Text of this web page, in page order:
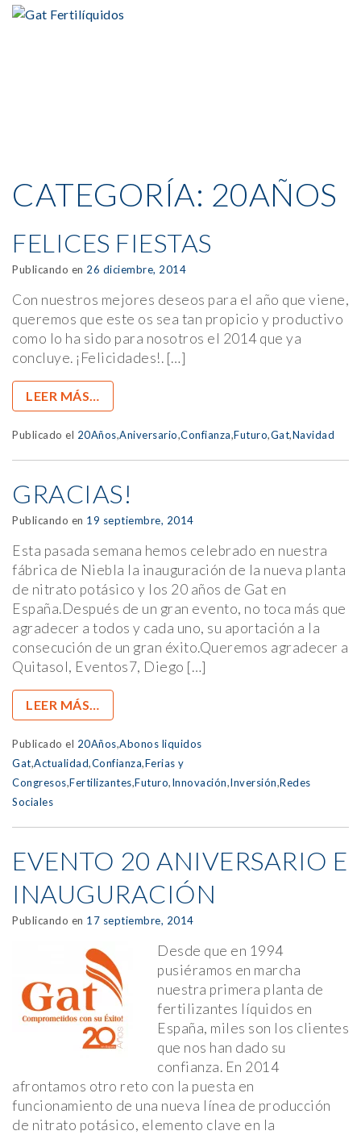
CATEGORÍA: 20AÑOS
FELICES FIESTAS
Publicando en 26 diciembre, 2014
Con nuestros mejores deseos para el año que viene,
queremos que este os sea tan propicio y productivo
como lo ha sido para nosotros el 2014 que ya
concluye. ¡Felicidades!. […]
LEER MÁS…
Publicado el 20Años,Aniversario,Confianza,Futuro,Gat,Navidad
GRACIAS!
Publicando en 19 septiembre, 2014
Esta pasada semana hemos celebrado en nuestra
fábrica de Niebla la inauguración de la nueva planta
de nitrato potásico y los 20 años de Gat en
España.Después de un gran evento, no toca más que
agradecer a todos y cada uno, su aportación a la
consecución de un gran éxito.Queremos agradecer a
Quitasol, Eventos7, Diego […]
LEER MÁS…
Publicado el 20Años,Abonos liquidos
Gat,Actualidad,Confianza,Ferias y
Congresos,Fertilizantes,Futuro,Innovación,Inversión,Redes
Sociales
EVENTO 20 ANIVERSARIO E
INAUGURACIÓN
Publicando en 17 septiembre, 2014
Desde que en 1994
pusiéramos en marcha
nuestra primera planta de
fertilizantes líquidos en
España, miles son los clientes
que nos han dado su
confianza. En 2014
afrontamos otro reto con la puesta en
funcionamiento de una nueva línea de producción
de nitrato potásico, elemento clave en la